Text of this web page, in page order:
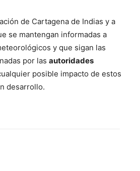
de Cartagena de Indias y a
se mantengan informadas a
y que sigan las
por las autoridades
posible impacto de estos
desarrollo.